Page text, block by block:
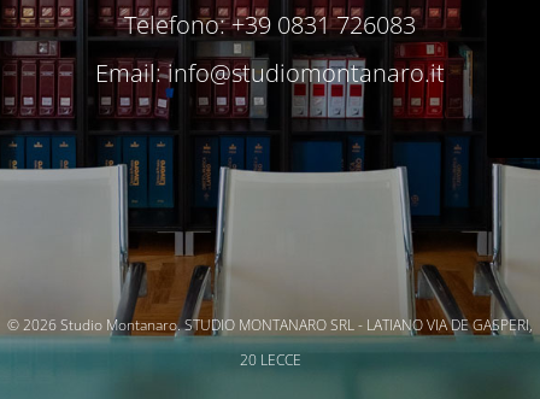
Telefono: +39 0831 726083
Email:info@studiomontanaro.it
© 2026 Studio Montanaro. STUDIO MONTANARO SRL - LATIANO VIA DE GASPERI,
20 LECCE